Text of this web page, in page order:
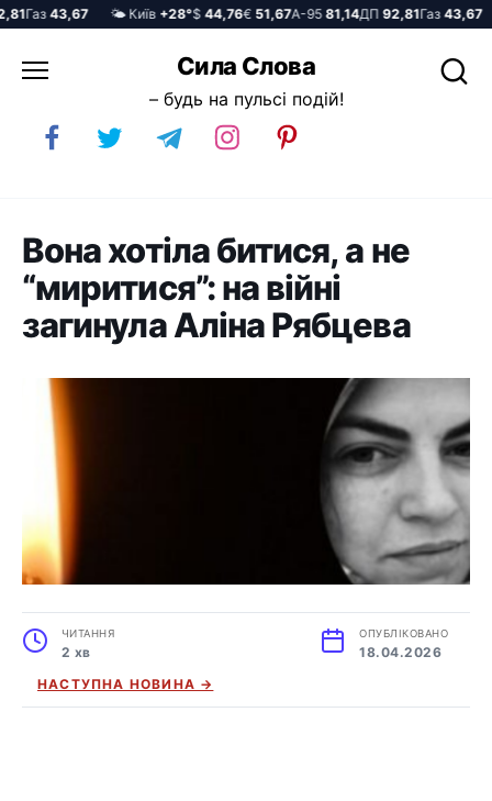
Газ43,67 🌤️ Київ+28°$44,76€51,67А-9581,14ДП92,81Газ43,67
до
Сила Слова
– будь на пульсі подій!
Вона хотіла битися, а не
“миритися”: на війні
загинула Аліна Рябцева
ЧИТАННЯ
2 хв
ОПУБЛІКОВАНО
18.04.2026
НАСТУПНА НОВИНА →